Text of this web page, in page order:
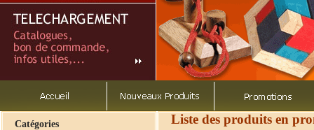
Catégories Liste des produits en